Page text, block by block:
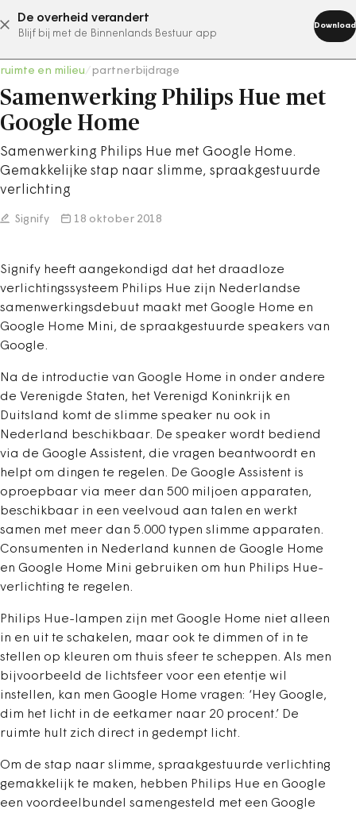
De overheid verandert
Blijf bij met de Binnenlands Bestuur app
Download
abonneer nu
ruimte en milieu partnerbijdrage
Samenwerking Philips Hue met
Google Home
Samenwerking Philips Hue met Google Home.
Gemakkelijke stap naar slimme, spraakgestuurde
verlichting
Signify 18 oktober 2018
Signify heeft aangekondigd dat het draadloze
verlichtingssysteem Philips Hue zijn Nederlandse
samenwerkingsdebuut maakt met Google Home en
Google Home Mini, de spraakgestuurde speakers van
Google.
Na de introductie van Google Home in onder andere
de Verenigde Staten, het Verenigd Koninkrijk en
Duitsland komt de slimme speaker nu ook in
Nederland beschikbaar. De speaker wordt bediend
via de Google Assistent, die vragen beantwoordt en
helpt om dingen te regelen. De Google Assistent is
oproepbaar via meer dan 500 miljoen apparaten,
beschikbaar in een veelvoud aan talen en werkt
samen met meer dan 5.000 typen slimme apparaten.
Consumenten in Nederland kunnen de Google Home
en Google Home Mini gebruiken om hun Philips Hue-
verlichting te regelen.
Philips Hue-lampen zijn met Google Home niet alleen
in en uit te schakelen, maar ook te dimmen of in te
stellen op kleuren om thuis sfeer te scheppen. Als men
bijvoorbeeld de lichtsfeer voor een etentje wil
instellen, kan men Google Home vragen: ‘Hey Google,
dim het licht in de eetkamer naar 20 procent.’ De
ruimte hult zich direct in gedempt licht.
Om de stap naar slimme, spraakgestuurde verlichting
gemakkelijk te maken, hebben Philips Hue en Google
een voordeelbundel samengesteld met een Google